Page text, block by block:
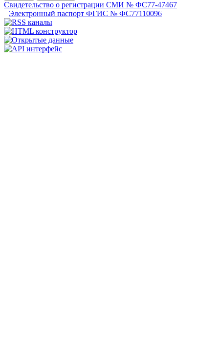
Свидетельство о регистрации СМИ № ФС77-47467
Электронный паспорт ФГИС № ФС77110096